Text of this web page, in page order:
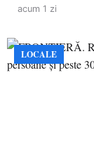
acum 1 zi
LOCALE